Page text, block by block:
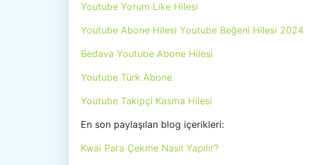
Youtube Yorum Like Hilesi
Youtube Abone Hilesi Youtube Beğeni Hilesi 2024
Bedava Youtube Abone Hilesi
Youtube Türk Abone
Youtube Takipçi Kasma Hilesi
En son paylaşılan blog içerikleri:
Kwai Para Çekme Nasıl Yapılır?